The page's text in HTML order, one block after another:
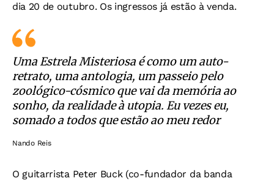
dia 20 de outubro. Os ingressos já estão à venda.
Uma Estrela Misteriosa é como um auto-
retrato, uma antologia, um passeio pelo
zoológico-cósmico que vai da memória ao
sonho, da realidade à utopia. Eu vezes eu,
somado a todos que estão ao meu redor
Nando Reis
O guitarrista Peter Buck (co-fundador da banda